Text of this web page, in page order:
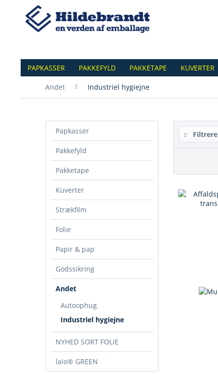
PAPKASSER PAKKEFYLD PAKKETAPE KUVERTER
Andet Industriel hygiejne
Papkasser
Pakkefyld
Pakketape
Kuverter
Strækfilm
Folie
Papir & pap
Godssikring
Andet
Autoophug
Industriel hygiejne
NYHED SORT FOLIE
laio® GREEN
Filtrere